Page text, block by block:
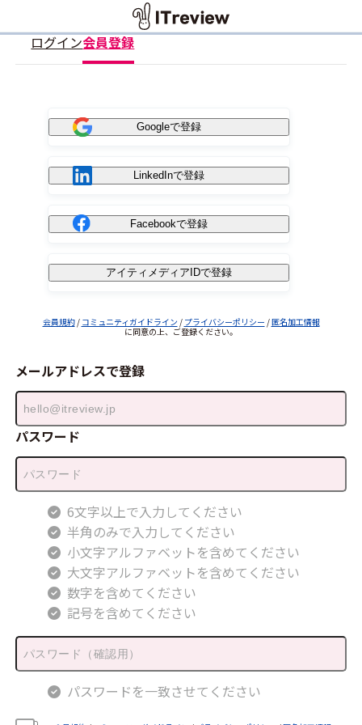
ログイン会員登録
Googleで登録
LinkedInで登録
Facebookで登録
アイティメディアIDで登録
会員規約/ コミュニティガイドライン / プライバシーポリシー /匿名加工情報
に同意の上、ご登録ください。
メールアドレスで登録
パスワード
6文字以上で入力してください
半角のみで入力してください
小文字アルファベットを含めてください
大文字アルファベットを含めてください
数字を含めてください
記号を含めてください
パスワードを一致させてください